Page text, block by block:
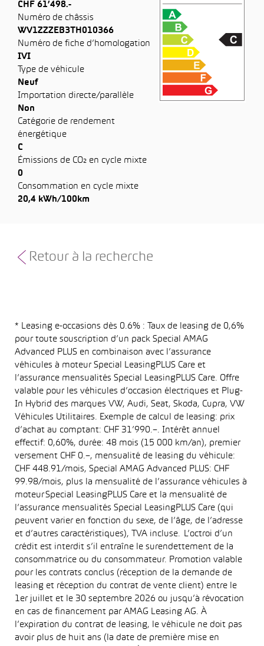
CHF 61’498.-
Numéro de châssis
WV1ZZZEB3TH010366
Numéro de fiche d’homologation
IVI
Type de véhicule
Neuf
Importation directe/parallèle
Non
Catégorie de rendement
énergétique
C
Émissions de CO₂ en cycle mixte
0
Consommation en cycle mixte
20,4 kWh/100km
Retour à la recherche
* Leasing e-occasions dès 0.6% : Taux de leasing de 0,6%
pour toute souscription d’un pack Special AMAG
Advanced PLUS en combinaison avec l’assurance
véhicules à moteur Special LeasingPLUS Care et
l’assurance mensualités Special LeasingPLUS Care. Offre
valable pour les véhicules d’occasion électriques et Plug-
In Hybrid des marques VW, Audi, Seat, Skoda, Cupra, VW
Véhicules Utilitaires. Exemple de calcul de leasing: prix
d’achat au comptant: CHF 31’990.–. Intérêt annuel
effectif: 0,60%, durée: 48 mois (15 000 km/an), premier
versement CHF 0.–, mensualité de leasing du véhicule:
CHF 448.91/mois, Special AMAG Advanced PLUS: CHF
99.98/mois, plus la mensualité de l’assurance véhicules à
moteur Special LeasingPLUS Care et la mensualité de
l’assurance mensualités Special LeasingPLUS Care (qui
peuvent varier en fonction du sexe, de l’âge, de l’adresse
et d’autres caractéristiques), TVA incluse. L’octroi d’un
crédit est interdit s’il entraîne le surendettement de la
consommatrice ou du consommateur. Promotion valable
pour les contrats conclus (réception de la demande de
leasing et réception du contrat de vente client) entre le
1er juillet et le 30 septembre 2026 ou jusqu’à révocation
en cas de financement par AMAG Leasing AG. À
l’expiration du contrat de leasing, le véhicule ne doit pas
avoir plus de huit ans (la date de première mise en